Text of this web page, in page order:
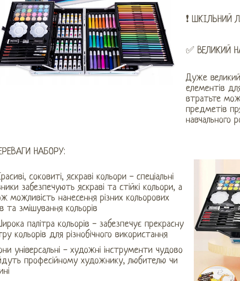
❗ ШКІЛЬНИЙ
✅ ВЕЛИКИЙ
Дуже
елементів
втратьте
предметів
навчального
НАБОРУ:
соковиті, яскраві кольори - спеціальні
забезпечують яскраві та стійкі кольори, а
можливість нанесення різних кольорових
та змішування кольорів
палітра кольорів - забезпечує прекрасну
кольорів для різнобічного використання
універсальні - художні інструменти чудово
професійному художнику, любителю чи